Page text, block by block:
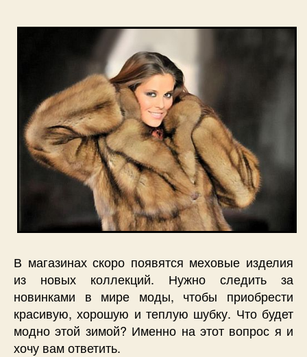
В магазинах скоро появятся меховые изделия
из новых коллекций. Нужно следить за
новинками в мире моды, чтобы приобрести
красивую, хорошую и теплую шубку. Что будет
модно этой зимой? Именно на этот вопрос я и
хочу вам ответить.